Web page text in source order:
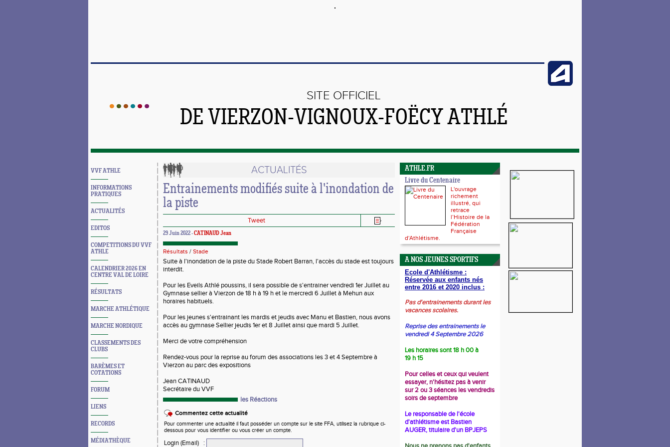
SITE OFFICIEL
DE VIERZON-VIGNOUX-FOËCY ATHLÉ
VVF ATHLE
INFORMATIONS
PRATIQUES
ACTUALITÉS
EDITOS
COMPETITIONS DU VVF
ATHLE
CALENDRIER 2026 EN
CENTRE VAL DE LOIRE
RÉSULTATS
MARCHE ATHLÉTIQUE
MARCHE NORDIQUE
CLASSEMENTS DES
CLUBS
BARÈMES ET
COTATIONS
FORUM
LIENS
RECORDS
MÉDIATHÈQUE
ACTUALITÉS
Entrainements modifiés suite à l'inondation de
la piste
Tweet
29 Juin 2022 -CATINAUD Jean
Résultats / Stade
Suite à l'inondation de la piste du Stade Robert Barran, l'accès du stade est toujours
interdit.
Pour les Eveils Athlé poussins, il sera possible de s'entrainer vendredi 1er Juillet au
Gymnase sellier à Vierzon de 18 h à 19 h et le mercredi 6 Juillet à Mehun aux
horaires habituels.
Pour les jeunes s'entrainant les mardis et jeudis avec Manu et Bastien, nous avons
accès au gymnase Sellier jeudis 1er et 8 Juillet ainsi que mardi 5 Juillet.
Merci de votre compréhension
Rendez-vous pour la reprise au forum des associations les 3 et 4 Septembre à
Vierzon au parc des expositions
Jean CATINAUD
Secrétaire du VVF
les Réactions
Commentez cette actualité
Pour commenter une actualité il faut posséder un compte sur le site FFA, utilisez la rubrique ci-
dessous pour vous identifier ou vous créer un compte.
Login (Email)
:
ATHLE.FR
Livre du Centenaire
L'ouvrage
richement
illustré, qui
retrace
l’Histoire de la
Fédération
Française
d'Athlétisme.
A NOS JEUNES SPORTIFS
Ecole d'Athlétisme :
Réservée aux enfants nés
entre 2016 et 2020 inclus :
Pas d'entrainements durant les
vacances scolaires.
Reprise des entrainements le
vendredi 4 Septembre 2026
Les horaires sont 18 h 00 à
19 h 15
Pour celles et ceux qui veulent
essayer, n'hésitez pas à venir
sur 2 ou 3 séances les vendredis
soirs de septembre
Le responsable de l'école
d'athlétisme est Bastien
AUGER, titulaire d'un BPJEPS